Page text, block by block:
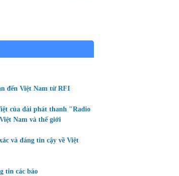
đến Việt Nam từ RFI
của đài phát thanh "Radio
Nam và thế giới
và đáng tin cậy về Việt
tin các báo